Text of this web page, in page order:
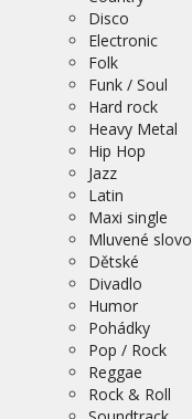
Disco
Electronic
Folk
Funk / Soul
Hard rock
Heavy Metal
Hip Hop
Jazz
Latin
Maxi single
Mluvené slovo
Dětské
Divadlo
Humor
Pohádky
Pop / Rock
Reggae
Rock & Roll